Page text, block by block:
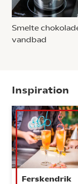
Smelte
vandbad
Inspiration
Ferskendrik